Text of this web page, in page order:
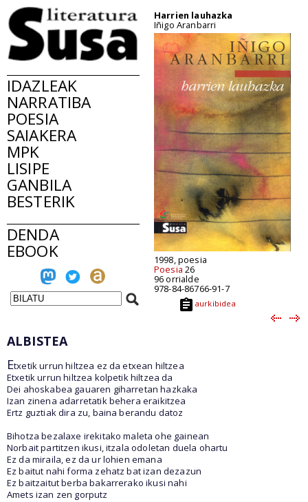
IDAZLEAK
NARRATIBA
POESIA
SAIAKERA
MPK
LISIPE
GANBILA
BESTERIK
DENDA
EBOOK
Harrien lauhazka
Iñigo Aranbarri
1998, poesia
Poesia 26
96 orrialde
978-84-86766-91-7
aurkibidea
ALBISTEA
Etxetik urrun hiltzea ez da etxean hiltzea
Etxetik urrun hiltzea kolpetik hiltzea da
Dei ahoskabea gauaren giharretan hazkaka
Izan zinena adarretatik behera eraikitzea
Ertz guztiak dira zu, baina berandu datoz
Bihotza bezalaxe irekitako maleta ohe gainean
Norbait partitzen ikusi, itzala odoletan duela ohartu
Ez da miraila, ez da ur lohien emana
Ez baitut nahi forma zehatz bat izan dezazun
Ez baitzaitut berba bakarrerako ikusi nahi
Amets izan zen gorputz